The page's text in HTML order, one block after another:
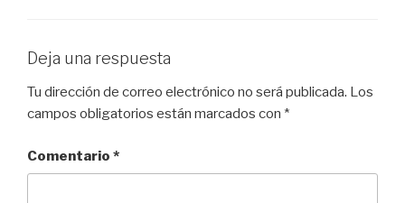
Deja una respuesta
Tu dirección de correo electrónico no será publicada. Los
campos obligatorios están marcados con *
Comentario *